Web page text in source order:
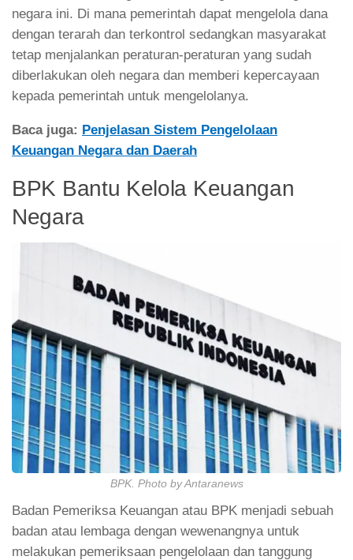
negara ini. Di mana pemerintah dapat mengelola dana
dengan terarah dan terkontrol sedangkan masyarakat
tetap menjalankan peraturan-peraturan yang sudah
diberlakukan oleh negara dan memberi kepercayaan
kepada pemerintah untuk mengelolanya.
Baca juga: Penjelasan Sistem Pengelolaan
Keuangan Negara dan Daerah
BPK Bantu Kelola Keuangan
Negara
BPK. Photo by Antaranews
Badan Pemeriksa Keuangan atau BPK menjadi sebuah
badan atau lembaga dengan wewenangnya untuk
melakukan pemeriksaan pengelolaan dan tanggung